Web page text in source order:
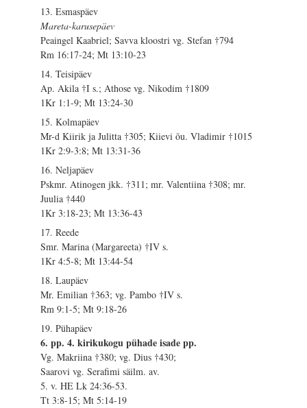
13. Esmaspäev
Mareta-karusepäev
Peaingel Kaabriel; Savva kloostri vg. Stefan †794
Rm 16:17-24; Mt 13:10-23
14. Teisipäev
Ap. Akila †I s.; Athose vg. Nikodim †1809
1Kr 1:1-9; Mt 13:24-30
15. Kolmapäev
Mr-d Kiirik ja Julitta †305; Kiievi õu. Vladimir †1015
1Kr 2:9-3:8; Mt 13:31-36
16. Neljapäev
Pskmr. Atinogen jkk. †311; mr. Valentiina †308; mr.
Juulia †440
1Kr 3:18-23; Mt 13:36-43
17. Reede
Smr. Marina (Margareeta) †IV s.
1Kr 4:5-8; Mt 13:44-54
18. Laupäev
Mr. Emilian †363; vg. Pambo †IV s.
Rm 9:1-5; Mt 9:18-26
19. Pühapäev
6. pp. 4. kirikukogu pühade isade pp.
Vg. Makriina †380; vg. Dius †430;
Saarovi vg. Serafimi säilm. av.
5. v. HE Lk 24:36-53.
Tt 3:8-15; Mt 5:14-19